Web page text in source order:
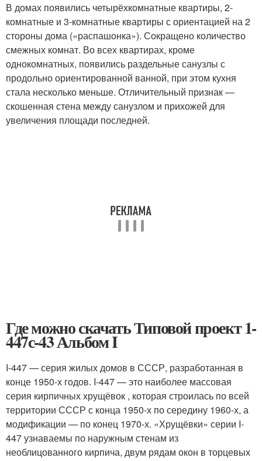
В домах появились четырёхкомнатные квартиры, 2-
комнатные и 3-комнатные квартиры с ориентацией на 2
стороны дома («распашонка»). Сокращено количество
смежных комнат. Во всех квартирах, кроме
однокомнатных, появились раздельные санузлы с
продольно ориентированной ванной, при этом кухня
стала несколько меньше. Отличительный признак —
скошенная стена между санузлом и прихожей для
увеличения площади последней.
Где можно скачать Типовой проект 1-
447с-43 Альбом I
I-447 — серия жилых домов в СССР, разработанная в
конце 1950-х годов. I-447 — это наиболее массовая
серия кирпичных хрущёвок , которая строилась по всей
территории СССР с конца 1950-х по середину 1960-х, а
модификации — по конец 1970-х. «Хрущёвки» серии I-
447 узнаваемы по наружным стенам из
необлицованного кирпича, двум рядам окон в торцевых